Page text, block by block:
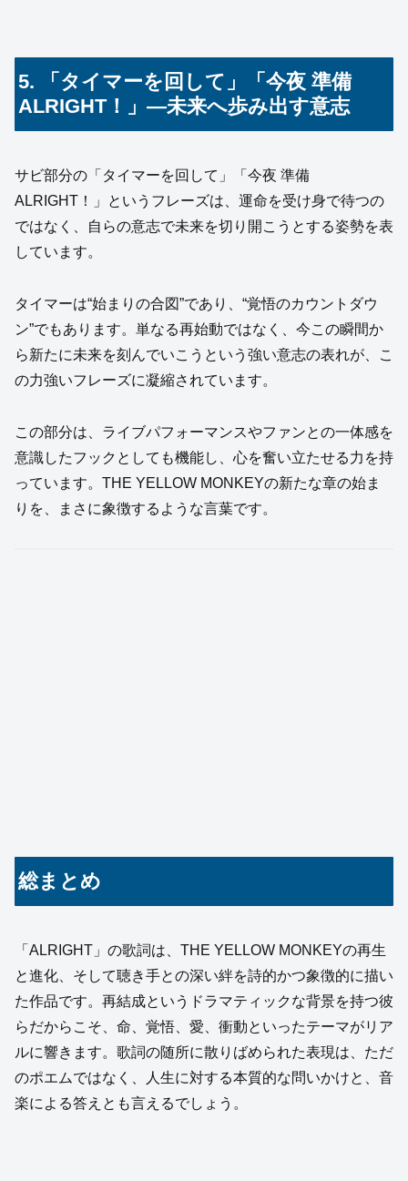
5. 「タイマーを回して」「今夜 準備
ALRIGHT！」―未来へ歩み出す意志
サビ部分の「タイマーを回して」「今夜 準備
ALRIGHT！」というフレーズは、運命を受け身で待つの
ではなく、自らの意志で未来を切り開こうとする姿勢を表
しています。
タイマーは“始まりの合図”であり、“覚悟のカウントダウ
ン”でもあります。単なる再始動ではなく、今この瞬間か
ら新たに未来を刻んでいこうという強い意志の表れが、こ
の力強いフレーズに凝縮されています。
この部分は、ライブパフォーマンスやファンとの一体感を
意識したフックとしても機能し、心を奮い立たせる力を持
っています。THE YELLOW MONKEYの新たな章の始ま
りを、まさに象徴するような言葉です。
総まとめ
「ALRIGHT」の歌詞は、THE YELLOW MONKEYの再生
と進化、そして聴き手との深い絆を詩的かつ象徴的に描い
た作品です。再結成というドラマティックな背景を持つ彼
らだからこそ、命、覚悟、愛、衝動といったテーマがリア
ルに響きます。歌詞の随所に散りばめられた表現は、ただ
のポエムではなく、人生に対する本質的な問いかけと、音
楽による答えとも言えるでしょう。